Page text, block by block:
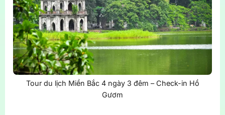
Tour du lịch Miền Bắc 4 ngày 3 đêm – Check-in Hồ
Gươm